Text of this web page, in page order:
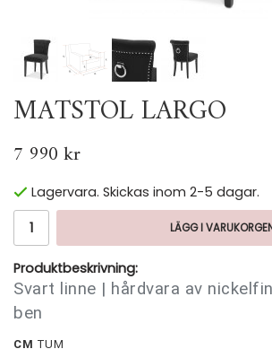
MATSTOL LARGO
7 990 kr
Lagervara. Skickas inom 2-5 dagar.
LÄGG I
Produktbeskrivning:
Svart linne | hårdvara av
ben
CM TUM